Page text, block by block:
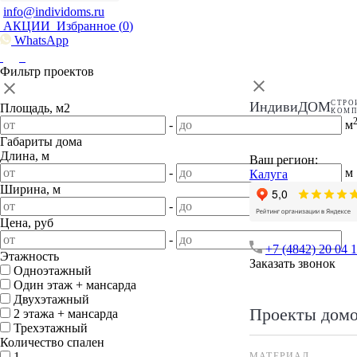
info@individoms.ru
АКЦИИ Избранное (0)
WhatsApp
ИндивиДОМ
Ваш регион:
Калуга
+7 (4842) 20 04
Заказать звонок
Проекты
Фильтр проектов
Площадь, м2
-
м2
Габариты дома
Длина, м
-
м
Ширина, м
-
Цена, руб
-
Этажность
Одноэтажный
Один этаж + мансарда
Двухэтажный
2 этажа + мансарда
Трехэтажный
Количество спален